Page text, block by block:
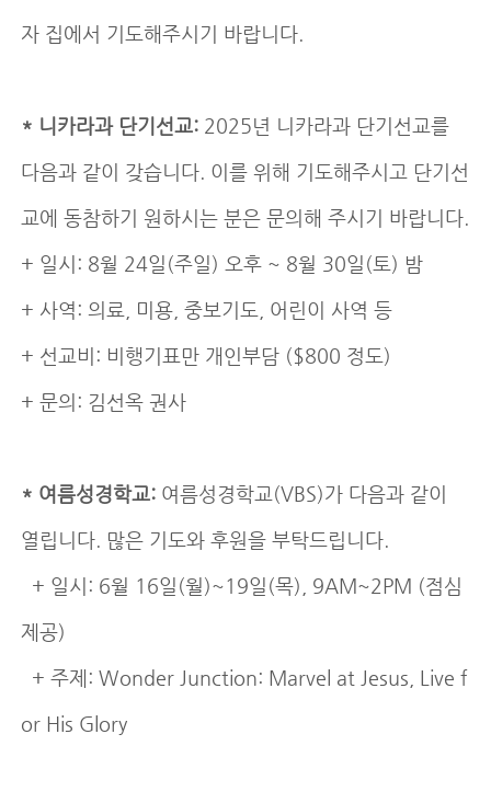
자 집에서 기도해주시기 바랍니다.
* 니카라과 단기선교: 2025년 니카라과 단기선교를
다음과 같이 갖습니다. 이를 위해 기도해주시고 단기선
교에 동참하기 원하시는 분은 문의해 주시기 바랍니다.
+ 일시: 8월 24일(주일) 오후 ~ 8월 30일(토) 밤
+ 사역: 의료, 미용, 중보기도, 어린이 사역 등
+ 선교비: 비행기표만 개인부담 ($800 정도)
+ 문의: 김선옥 권사
* 여름성경학교: 여름성경학교(VBS)가 다음과 같이
열립니다. 많은 기도와 후원을 부탁드립니다.
+ 일시: 6월 16일(월)~19일(목), 9AM~2PM (점심
제공)
+ 주제: Wonder Junction: Marvel at Jesus, Live f
or His Glory